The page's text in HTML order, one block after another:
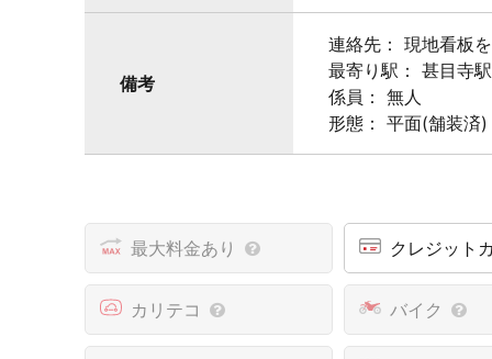
備考
連絡先： 現地看板
最寄り駅： 甚目寺駅
係員： 無人
形態： 平面(舗装済
最大料金あり クレジット
カリテコ バイク